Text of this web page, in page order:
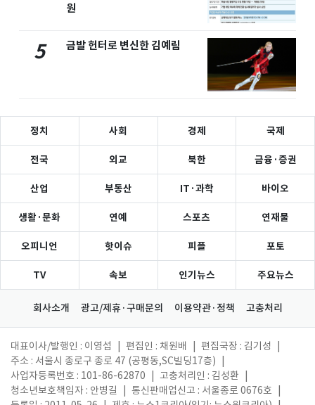
원
5 금발 헌터로 변신한 김예림
정치 사회 경제 국제
전국 외교 북한 금융·증권
산업 부동산 IT·과학 바이오
생활·문화 연예 스포츠 연재물
오피니언 핫이슈 피플 포토
TV 속보 인기뉴스 주요뉴스
회사소개 광고/제휴·구매문의 이용약관·정책 고충처리
대표이사/발행인 : 이영섭 편집인 : 채원배 편집국장 : 김기성
주소 : 서울시 종로구 종로 47 (공평동,SC빌딩17층)
사업자등록번호 : 101-86-62870
고충처리인 : 김성환
청소년보호책임자 : 안병길
통신판매업신고 : 서울종로 0676호